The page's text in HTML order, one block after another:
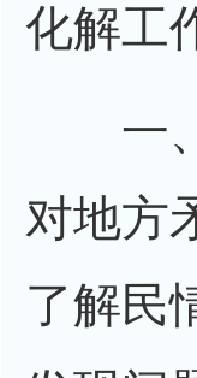
化解工
一、
对地方
了解民